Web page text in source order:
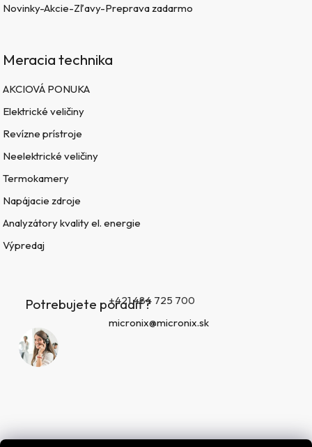
Novinky-Akcie-Zľavy-Preprava zadarmo
Meracia technika
AKCIOVÁ PONUKA
Elektrické veličiny
Revízne prístroje
Neelektrické veličiny
Termokamery
Napájacie zdroje
Analyzátory kvality el. energie
Výpredaj
Potrebujete poradiť?+421 484 725 700
micronix@micronix.sk